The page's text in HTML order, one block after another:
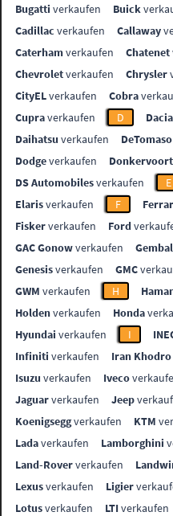
Bugatti verkaufen Buick
Cadillac verkaufen Callaway
Caterhamverkaufen Chatenet
Chevroletverkaufen Chrysler
CityELverkaufen Cobra
Cupraverkaufen D Dacia
Daihatsu verkaufen DeTomaso
Dodgeverkaufen Donkervoort
DS Automobilesverkaufen E
Elarisverkaufen F
Fiskerverkaufen Ford
GAC Gonowverkaufen
Genesisverkaufen GMC
GWM verkaufen H
Holdenverkaufen Honda
Hyundai verkaufen I
Infiniti verkaufen Iran Khodro
Isuzu verkaufen Iveco
Jaguarverkaufen Jeep
Koenigseggverkaufen KTM
Ladaverkaufen Lamborghini
Land-Roververkaufen
Lexusverkaufen Ligier
Lotusverkaufen LTIverkaufen